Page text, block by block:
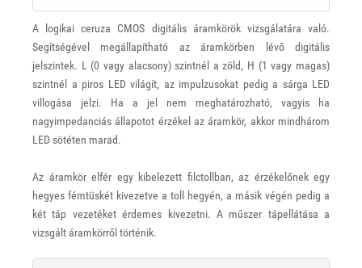
A logikai ceruza CMOS digitális áramkörök vizsgálatára való.
Segítségével megállapítható az áramkörben lévő digitális
jelszintek. L (0 vagy alacsony) szintnél a zöld, H (1 vagy magas)
szintnél a piros LED világít, az impulzusokat pedig a sárga LED
villogása jelzi. Ha a jel nem meghatározható, vagyis ha
nagyimpedanciás állapotot érzékel az áramkör, akkor mindhárom
LED sötéten marad.
Az áramkör elfér egy kibelezett filctollban, az érzékelőnek egy
hegyes fémtüskét kivezetve a toll hegyén, a másik végén pedig a
két táp vezetéket érdemes kivezetni. A műszer tápellátása a
vizsgált áramkörről történik.